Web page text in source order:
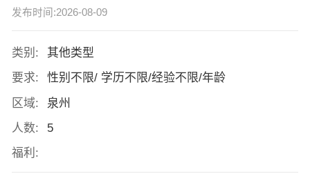
发布时间:2026-08-09
类别:
其他类型
要求:
性别不限/ 学历不限/经验不限/年龄
区域:
泉州
人数:
5
福利: